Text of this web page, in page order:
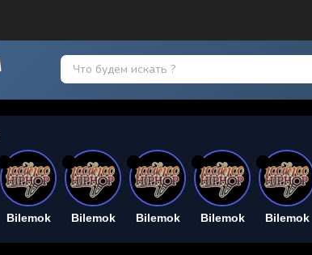
Bilemok Bilemok Bilemok Bilemok Bilemok